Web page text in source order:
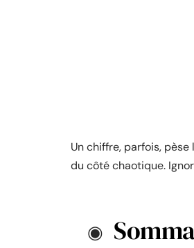
Un chiffre, parfois,
du côté chaotique.